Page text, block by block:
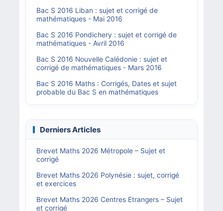
Bac S 2016 Liban : sujet et corrigé de
mathématiques - Mai 2016
Bac S 2016 Pondichery : sujet et corrigé de
mathématiques - Avril 2016
Bac S 2016 Nouvelle Calédonie : sujet et
corrigé de mathématiques - Mars 2016
Bac S 2016 Maths : Corrigés, Dates et sujet
probable du Bac S en mathématiques
Derniers Articles
Brevet Maths 2026 Métropole – Sujet et
corrigé
Brevet Maths 2026 Polynésie : sujet, corrigé
et exercices
Brevet Maths 2026 Centres Etrangers – Sujet
et corrigé